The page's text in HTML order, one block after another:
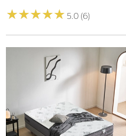
★★★★★
★★★★★ 5.0 (6)